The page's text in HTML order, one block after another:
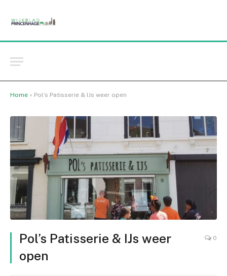
Home » Pol’s Patisserie & IJs weer open
Pol’s Patisserie & IJs weer
open
0